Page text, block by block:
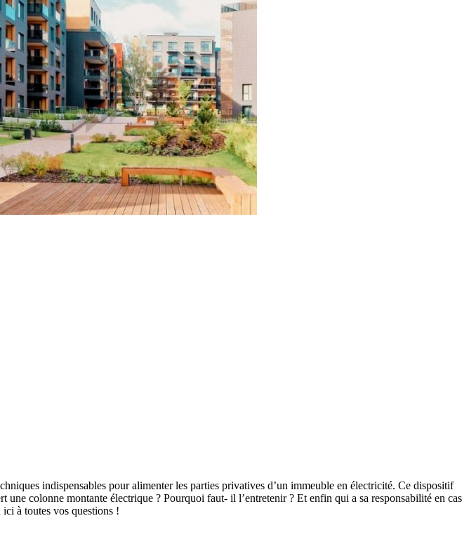
indispensables pour alimenter les parties privatives d’un immeuble en électricité. Ce dispositif
colonne montante électrique ? Pourquoi faut- il l’entretenir ? Et enfin qui a sa responsabilité en cas
à toutes vos questions !